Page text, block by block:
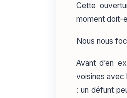
Cette
moment doit-
Nous nous
Avant d’en
voisines avec
: un défunt